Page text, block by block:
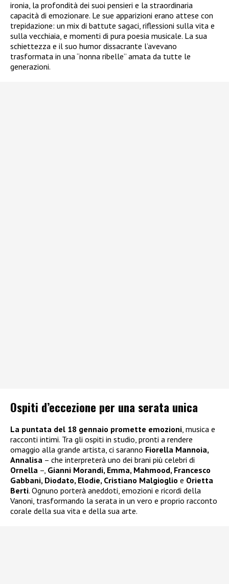
ironia, la profondità dei suoi pensieri e la straordinaria
capacità di emozionare. Le sue apparizioni erano attese con
trepidazione: un mix di battute sagaci, riflessioni sulla vita e
sulla vecchiaia, e momenti di pura poesia musicale. La sua
schiettezza e il suo humor dissacrante l’avevano
trasformata in una “nonna ribelle” amata da tutte le
generazioni.
Ospiti d’eccezione per una serata unica
La puntata del 18 gennaio promette emozioni , musica e
racconti intimi. Tra gli ospiti in studio, pronti a rendere
omaggio alla grande artista, ci saranno Fiorella Mannoia,
Annalisa – che interpreterà uno dei brani più celebri di
Ornella –, Gianni Morandi, Emma, Mahmood, Francesco
Gabbani, Diodato, Elodie, Cristiano Malgioglio e Orietta
Berti. Ognuno porterà aneddoti, emozioni e ricordi della
Vanoni, trasformando la serata in un vero e proprio racconto
corale della sua vita e della sua arte.